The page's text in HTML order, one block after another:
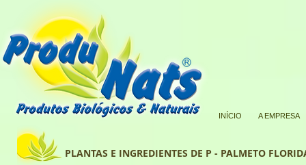
PLANTAS E INGREDIENTES DE P - PALMETO
INÍCIO A EMPRESA